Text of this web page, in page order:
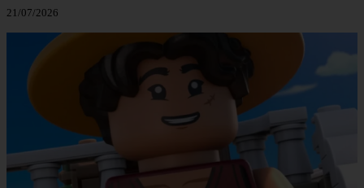
21/07/2026